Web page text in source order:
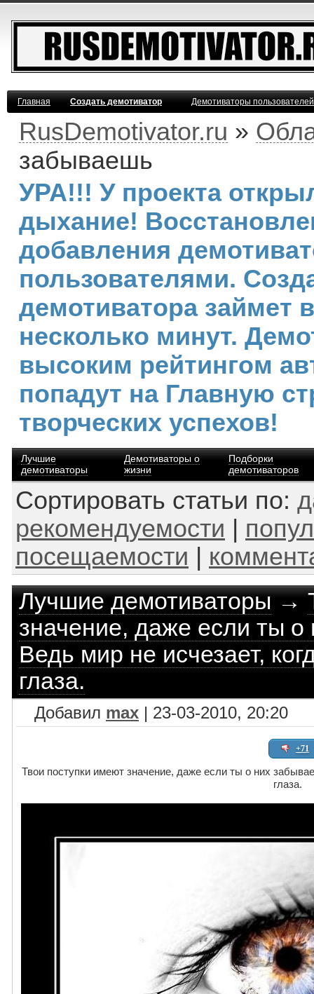
Главная Создать демотиватор Демотиваторы
RusDemotivator.ru »
забываешь
УРА!!! У проекта
дыхание!
добавления
пользователями.
демотиватора займет
несколько минут.
высоким рейтингом
попадут на Главную
творческих успехов!
Лучшие
демотиваторы
Демотиваторы о
жизни
Подборки
демотиваторов
Сортировать статьи по:
рекомендуемости
посещаемости
Лучшие демотиваторы→
значение, даже если ты
Ведь мир не исчезает,
глаза.
Добавил max | 23-03-2010, 20:20
+71
Твои поступки имеют значение, даже если ты о них
глаза.